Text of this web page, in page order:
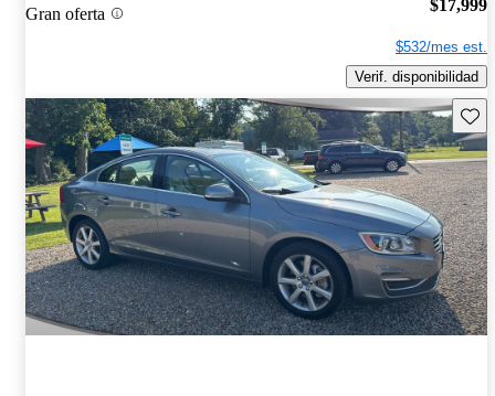
Gran oferta $17,999
$532/mes est.
Verif. disponibilidad